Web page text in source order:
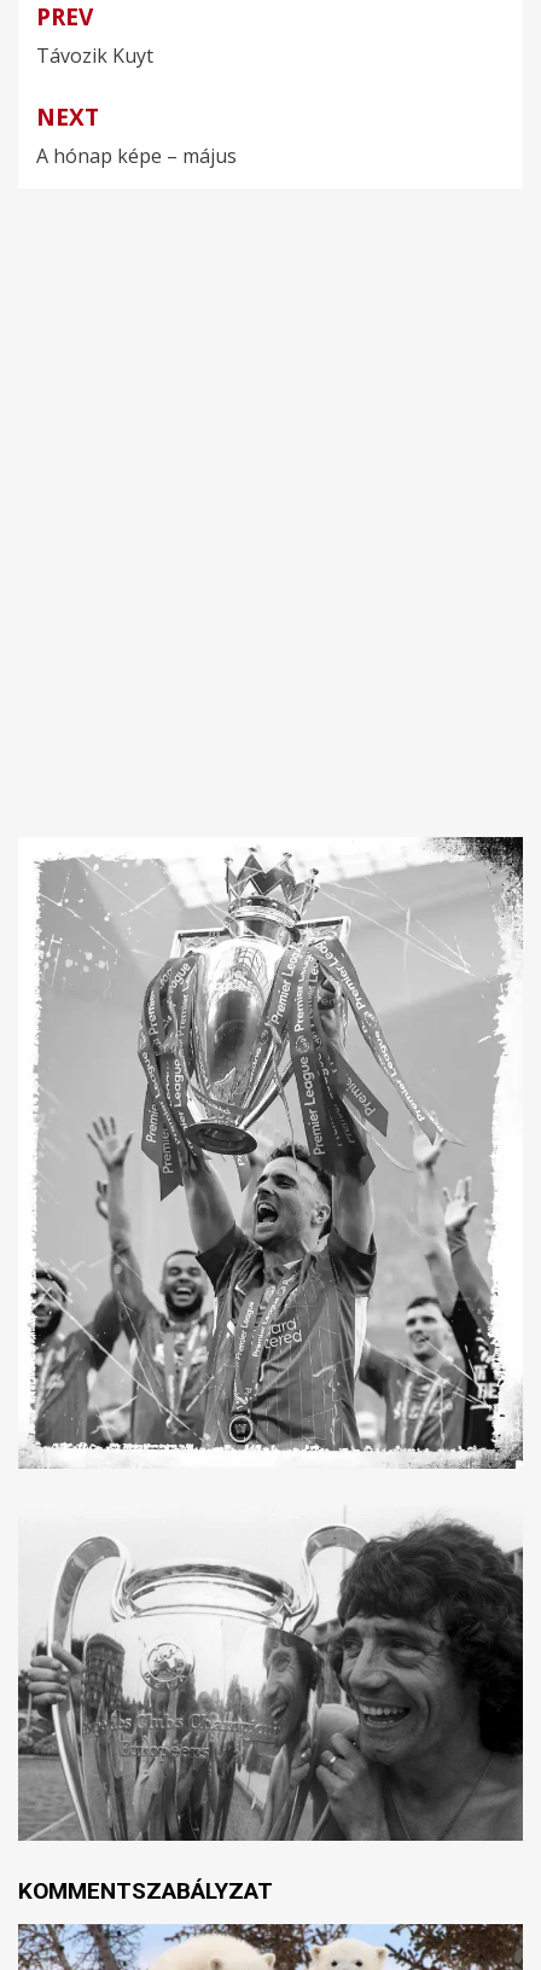
Bejegyzés
navigáció
PREV
Távozik Kuyt
NEXT
A hónap képe – május
KOMMENTSZABÁLYZAT